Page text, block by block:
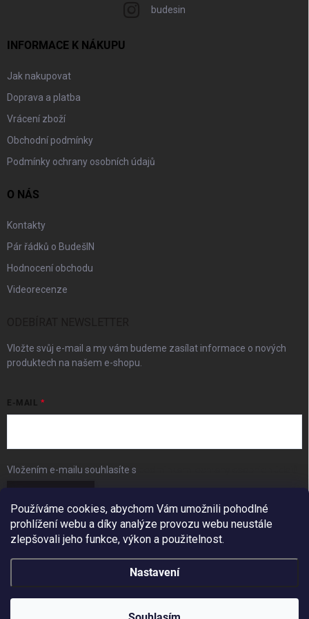
Používáme cookies, abychom Vám umožnili pohodlné
prohlížení webu a díky analýze provozu webu neustále
zlepšovali jeho funkce, výkon a použitelnost.
Nastavení
budesin
INFORMACE K NÁKUPU
Jak nakupovat
Doprava a platba
Vrácení zboží
Obchodní podmínky
Podmínky ochrany osobních údajů
O NÁS
Kontakty
Pár řádků o BudešIN
Hodnocení obchodu
Videorecenze
Vložte svůj e-mail a my vám budeme zasílat informace o nových
produktech na našem e-shopu.
E-MAIL
Vložením e-mailu souhlasíte s
FACEBOOK
Copyright 2026BudešIN. Všechna práva vyhrazena.
Redesign by Filipesmedia 🧡